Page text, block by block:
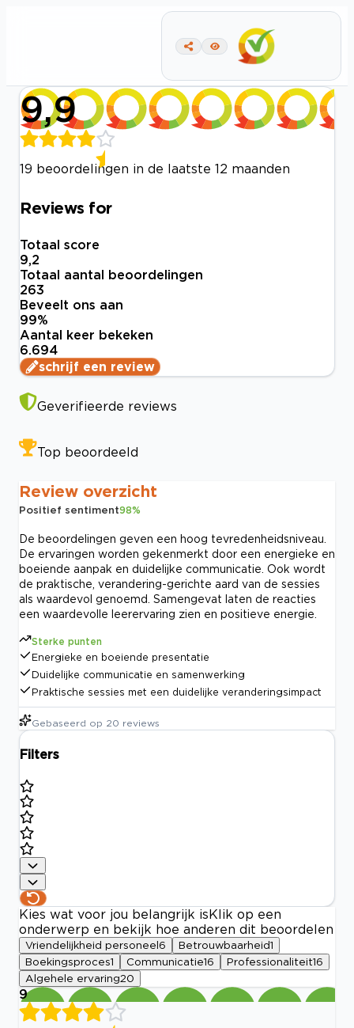
9,9
19 beoordelingen in de laatste 12 maanden
Reviews for
Totaal score
9,2
Totaal aantal beoordelingen
263
Beveelt ons aan
99%
Aantal keer bekeken
6.694
schrijf een review
Geverifieerde reviews
Top beoordeeld
Review overzicht
Positief sentiment98%
De beoordelingen geven een hoog tevredenheidsniveau.
De ervaringen worden gekenmerkt door een energieke en
boeiende aanpak en duidelijke communicatie. Ook wordt
de praktische, verandering-gerichte aard van de sessies
als waardevol genoemd. Samengevat laten de reacties
een waardevolle leerervaring zien en positieve energie.
Sterke punten
Energieke en boeiende presentatie
Duidelijke communicatie en samenwerking
Praktische sessies met een duidelijke veranderingsimpact
Gebaseerd op 20 reviews
Filters
Kies wat voor jou belangrijk is Klik op een
onderwerp en bekijk hoe anderen dit beoordelen
Vriendelijkheid personeel 6 Betrouwbaarheid1
Boekingsproces1 Communicatie16 Professionaliteit16
Algehele ervaring20
9